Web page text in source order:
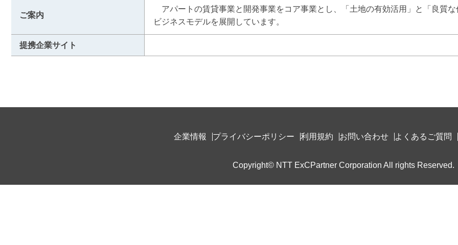
ご案内
アパートの賃貸事業と開発事業をコア事業とし、「土地の有効活用」と「良質
ビジネスモデルを展開しています。
提携企業サイト
企業情報 プライバシーポリシー 利用規約 お問い合わせ よくあるご質問
Copyright© NTT ExCPartner Corporation All rights Reserved.